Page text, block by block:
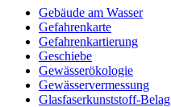
Gebäude am Wasser
Gefahrenkarte
Gefahrenkartierung
Geschiebe
Gewässerökologie
Gewässervermessung
Glasfaserkunststoff-Belag